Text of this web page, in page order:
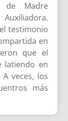
de Madre
testimonio
en
que el
latiendo en
veces, los
más